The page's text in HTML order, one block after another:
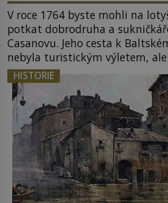
V roce 1764 byste mohli na
potkat dobrodruha a
Casanovu. Jeho cesta k
nebyla turistickým výletem,
cestou se zištnými úmysly.
sledoval, když se například
lotyšské Rigy? Casanova v
tamní zednářské lóže. Nebyl v
nováčkem, protože do
HISTORIE